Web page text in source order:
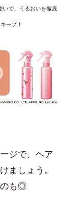
いで、うるおいを徹底
キープ！
ジで、ヘア
ましょう。
のも◎